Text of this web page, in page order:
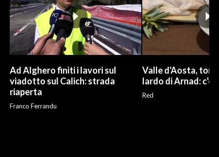
Ad Alghero finiti i lavori sul
viadotto sul Calich: strada
riaperta
Franco Ferrandu
Valle d'Aosta,
lardo di Arnad: c'è
Red